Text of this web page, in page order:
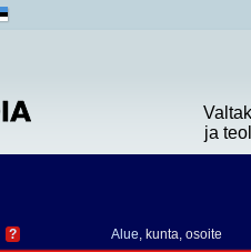
ja
? Alue, kunta, osoite